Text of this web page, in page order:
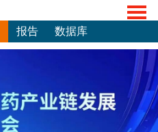
报告 数据库